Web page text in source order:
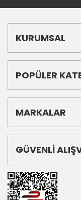
KURUMSAL
POPÜLER
MARKALAR
GÜVENLİ